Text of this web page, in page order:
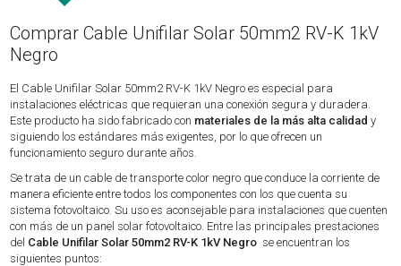
Comprar Cable Unifilar Solar 50mm2 RV-K 1kV
Negro
El Cable Unifilar Solar 50mm2 RV-K 1kV Negro es especial para
instalaciones eléctricas que requieran una conexión segura y duradera.
Este producto ha sido fabricado con materiales de la más alta calidad y
siguiendo los estándares más exigentes, por lo que ofrecen un
funcionamiento seguro durante años.
Se trata de un cable de transporte color negro que conduce la corriente de
manera eficiente entre todos los componentes con los que cuenta su
sistema fotovoltaico. Su uso es aconsejable para instalaciones que cuenten
con más de un panel solar fotovoltaico. Entre las principales prestaciones
del Cable Unifilar Solar 50mm2 RV-K 1kV Negro se encuentran los
siguientes puntos: